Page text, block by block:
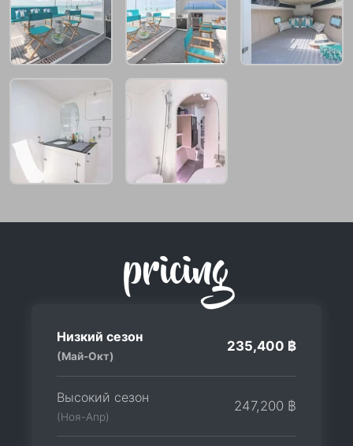
pricing
Низкий сезон
(Май-Окт)
235,400 ฿
Высокий сезон
(Ноя-Апр)
247,200 ฿